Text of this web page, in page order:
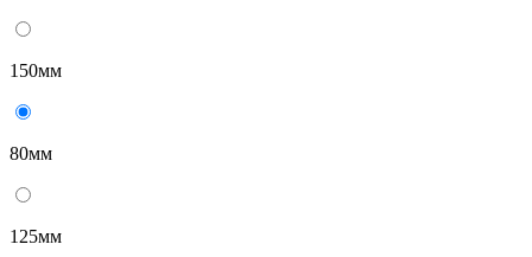
150мм
80мм
125мм